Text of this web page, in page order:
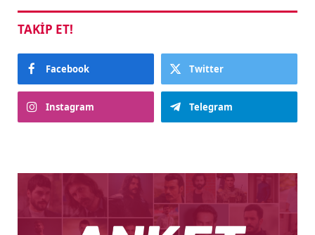
TAKIP ET!
Facebook Twitter
Instagram Telegram